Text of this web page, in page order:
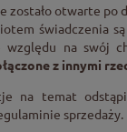
zostało otwarte po
świadczenia
względu na swój
z innymi
na temat
sprzedaży.